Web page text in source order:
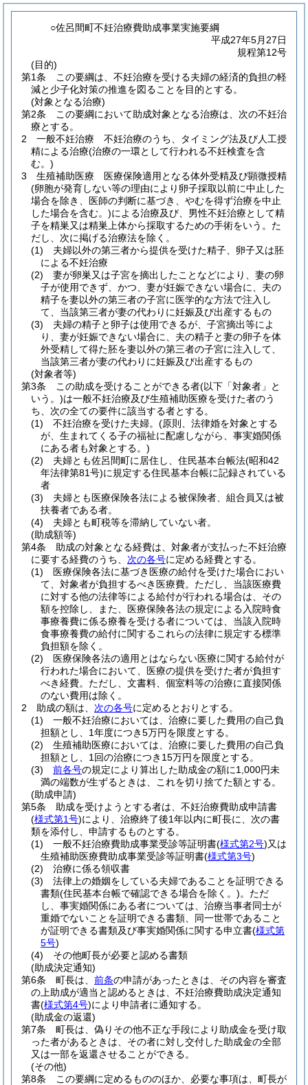
○佐呂間町不妊治療費助成事業実施要綱
平成27年5月27日
規程第12号
(目的)
第1条
この要綱は、不妊治療を受ける夫婦の経済的負担の軽
減と少子化対策の推進を図ることを目的とする。
(対象となる治療)
第2条
この要綱において助成対象となる治療は、次の不妊治
療とする。
2
一般不妊治療 不妊治療のうち、タイミング法及び人工授
精による治療(治療の一環として行われる不妊検査を含
む。)
3
生殖補助医療 医療保険適用となる体外受精及び顕微授精
(卵胞が発育しない等の理由により卵子採取以前に中止した
場合を除き、医師の判断に基づき、やむを得ず治療を中止
した場合を含む。)による治療及び、男性不妊治療として精
子を精巣又は精巣上体から採取するための手術をいう。 た
だし、次に掲げる治療法を除く。
(1)
夫婦以外の第三者から提供を受けた精子、卵子又は胚
による不妊治療
(2)
妻が卵巣又は子宮を摘出したことなどにより、妻の卵
子が使用できず、かつ、妻が妊娠できない場合に、夫の
精子を妻以外の第三者の子宮に医学的な方法で注入し
て、当該第三者が妻の代わりに妊娠及び出産するもの
(3)
夫婦の精子と卵子は使用できるが、子宮摘出等によ
り、妻が妊娠できない場合に、夫の精子と妻の卵子を体
外受精して得た胚を妻以外の第三者の子宮に注入して、
当該第三者が妻の代わりに妊娠及び出産するもの
(対象者等)
第3条
この助成を受けることができる者(以下「対象者」と
いう。)は一般不妊治療及び生殖補助医療を受けた者のう
ち、次の全ての要件に該当する者とする。
(1)
不妊治療を受けた夫婦。 (原則、法律婚を対象とする
が、生まれてくる子の福祉に配慮しながら、事実婚関係
にある者も対象とする。)
(2)
夫婦とも佐呂間町に居住し、住民基本台帳法(昭和42
年法律第81号)に規定する住民基本台帳に記録されている
者
(3)
夫婦とも医療保険各法による被保険者、組合員又は被
扶養者である者。
(4)
夫婦とも町税等を滞納していない者。
(助成額等)
第4条
助成の対象となる経費は、対象者が支払った不妊治療
に要する経費のうち、 次の各号に定める経費とする。
(1)
医療保険各法に基づき医療の給付を受けた場合におい
て、対象者が負担するべき医療費。 ただし、当該医療費
に対する他の法律等による給付が行われる場合は、その
額を控除し、また、医療保険各法の規定による入院時食
事療養費に係る療養を受ける者については、当該入院時
食事療養費の給付に関するこれらの法律に規定する標準
負担額を除く。
(2)
医療保険各法の適用とはならない医療に関する給付が
行われた場合において、医療の提供を受けた者が負担す
べき経費。 ただし、文書料、個室料等の治療に直接関係
のない費用は除く。
2
助成の額は、 次の各号に定めるとおりとする。
(1)
一般不妊治療においては、治療に要した費用の自己負
担額とし、1年度につき5万円を限度とする。
(2)
生殖補助医療においては、治療に要した費用の自己負
担額とし、1回の治療につき15万円を限度とする。
(3)
前各号の規定により算出した助成金の額に1,000円未
満の端数が生ずるときは、これを切り捨てた額とする。
(助成申請)
第5条
助成を受けようとする者は、不妊治療費助成申請書
(様式第1号)により、治療終了後1年以内に町長に、次の書
類を添付し、申請するものとする。
(1)
一般不妊治療費助成事業受診等証明書(様式第2号)又は
生殖補助医療費助成事業受診等証明書(様式第3号)
(2)
治療に係る領収書
(3)
法律上の婚姻をしている夫婦であることを証明できる
書類(住民基本台帳で確認できる場合を除く。)。 ただ
し、事実婚関係にある者については、治療当事者同士が
重婚でないことを証明できる書類、同一世帯であること
が証明できる書類及び事実婚関係に関する申立書(様式第
5号)
(4)
その他町長が必要と認める書類
(助成決定通知)
第6条
町長は、 前条の申請があったときは、その内容を審査
の上助成が適当と認めるときは、不妊治療費助成決定通知
書(様式第4号)により申請者に通知する。
(助成金の返還)
第7条
町長は、偽りその他不正な手段により助成金を受け取
った者があるときは、その者に対し交付した助成金の全部
又は一部を返還させることができる。
(その他)
第8条
この要綱に定めるもののほか、必要な事項は、町長が